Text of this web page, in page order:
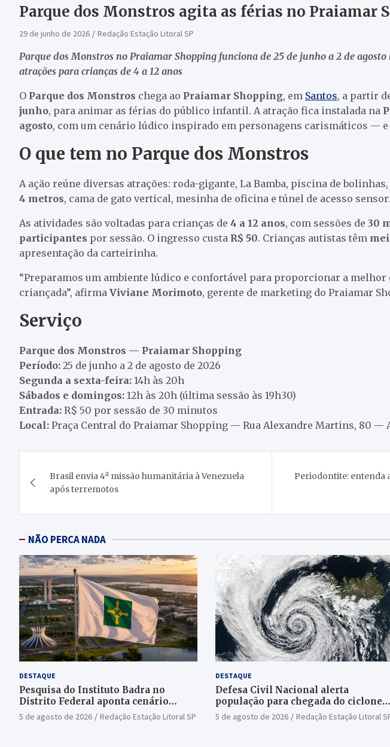
Parque dos Monstros agita as férias no Praiamar
29 de junho de 2026 Redação Estação Litoral SP
Parque dos Monstros no Praiamar Shopping funciona de 25 de junho a 2 de agosto
atrações para crianças de 4 a 12 anos
O Parque dos Monstros chega ao Praiamar Shopping, em Santos, a partir
junho, para animar as férias do público infantil. A atração fica instalada na
agosto, com um cenário lúdico inspirado em personagens carismáticos — e
O que tem no Parque dos Monstros
A ação reúne diversas atrações: roda-gigante, La Bamba, piscina de
4 metros, cama de gato vertical, mesinha de oficina e túnel de acesso
As atividades são voltadas para crianças de 4 a 12 anos, com sessões de 30
participantes por sessão. O ingresso custa R$ 50. Crianças autistas têm
apresentação da carteirinha.
“Preparamos um ambiente lúdico e confortável para proporcionar a melhor
criançada”, afirma Viviane Morimoto, gerente de marketing do Praiamar
Serviço
Parque dos Monstros — Praiamar Shopping
Período: 25 de junho a 2 de agosto de 2026
Segunda a sexta-feira: 14h às 20h
Sábados e domingos: 12h às 20h (última sessão às 19h30)
Entrada: R$ 50 por sessão de 30 minutos
Local: Praça Central do Praiamar Shopping — Rua Alexandre Martins, 80 —
de
Post
Brasil envia 4ª missão humanitária à Venezuela
após terremotos
Periodontite: entenda
NÃO PERCA NADA
DESTAQUE
Pesquisa do Instituto Badra no
Distrito Federal aponta cenário
aberto para o Senado
5 de agosto de 2026 Redação Estação Litoral SP
DESTAQUE
Defesa Civil Nacional alerta
população para chegada do ciclone
bomba
5 de agosto de 2026 Redação Estação Litoral